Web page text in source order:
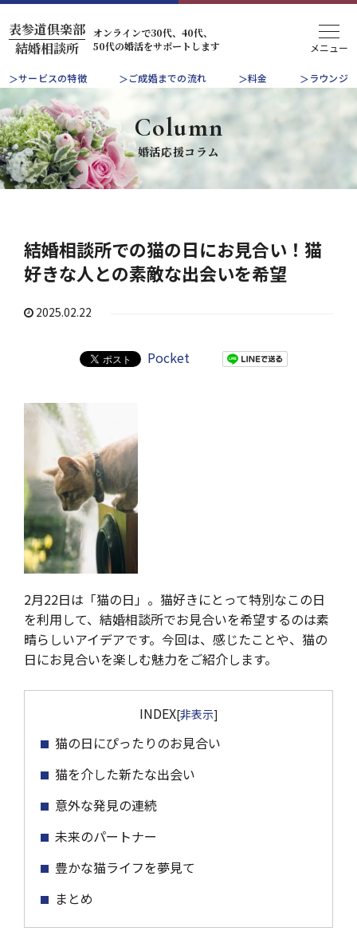
結婚相談所
表参道倶楽部
オンラインで30代、40代、
50代の婚活をサポートします
サービスの特徴 ご成婚までの流れ 料金 ラウンジ
Column
婚活応援コラム
結婚相談所での猫の日にお見合い！猫
好きな人との素敵な出会いを希望
2025.02.22
Pocket
2月22日は「猫の日」。猫好きにとって特別なこの日
を利用して、結婚相談所でお見合いを希望するのは素
晴らしいアイデアです。今回は、感じたことや、猫の
日にお見合いを楽しむ魅力をご紹介します。
INDEX[非表示]
猫の日にぴったりのお見合い
猫を介した新たな出会い
意外な発見の連続
未来のパートナー
豊かな猫ライフを夢見て
まとめ